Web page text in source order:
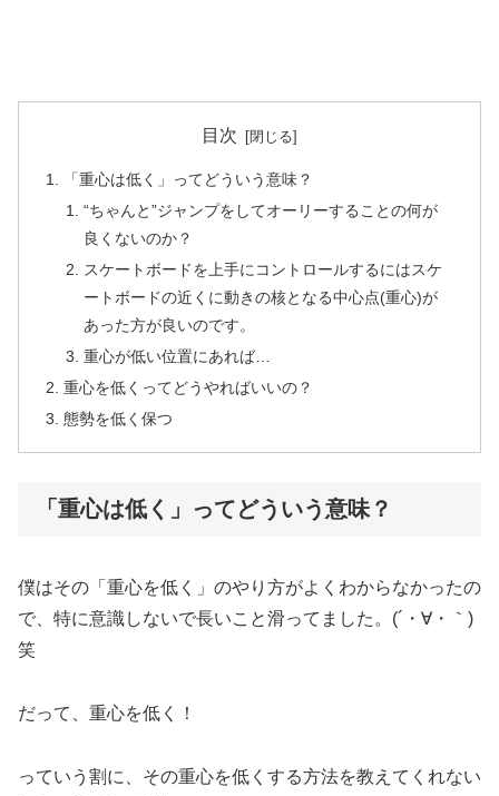
目次
「重心は低く」ってどういう意味？
“ちゃんと”ジャンプをしてオーリーすることの何が
良くないのか？
スケートボードを上手にコントロールするにはスケ
ートボードの近くに動きの核となる中心点(重心)が
あった方が良いのです。
重心が低い位置にあれば…
重心を低くってどうやればいいの？
態勢を低く保つ
「重心は低く」ってどういう意味？
僕はその「重心を低く」のやり方がよくわからなかったの
で、特に意識しないで長いこと滑ってました。(´・∀・｀)
笑
だって、重心を低く！
っていう割に、その重心を低くする方法を教えてくれない